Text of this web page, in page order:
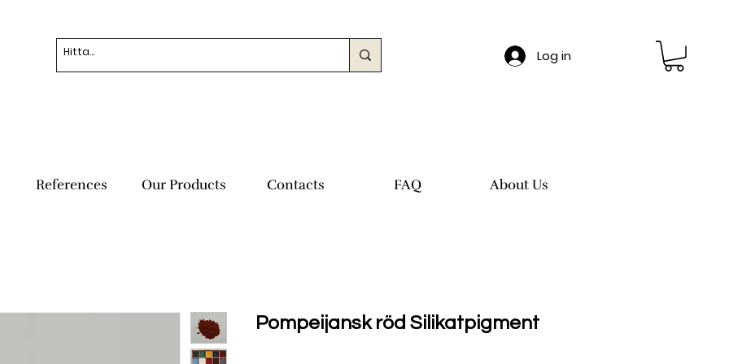
Log in
References Our Products Contacts FAQ About Us
Pompeijansk röd Silikatpigment